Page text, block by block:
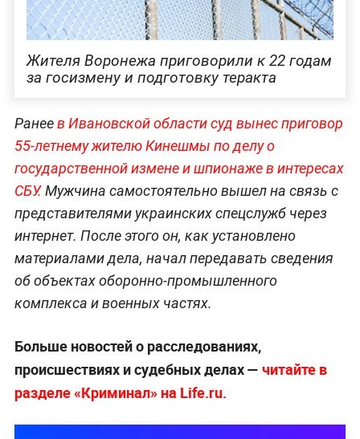
Жителя Воронежа приговорили к 22 годам
за госизмену и подготовку теракта
Ранеев Ивановской области суд вынес приговор
55-летнему жителю Кинешмы по делу о
государственной измене и шпионаже в интересах
СБУ.Мужчина самостоятельно вышел на связь с
представителями украинских спецслужб через
интернет. После этого он, как установлено
материалами дела, начал передавать сведения
об объектах оборонно-промышленного
комплекса и военных частях.
Больше новостей о расследованиях,
происшествиях и судебных делах — читайте в
разделе «Криминал» на Life.ru.